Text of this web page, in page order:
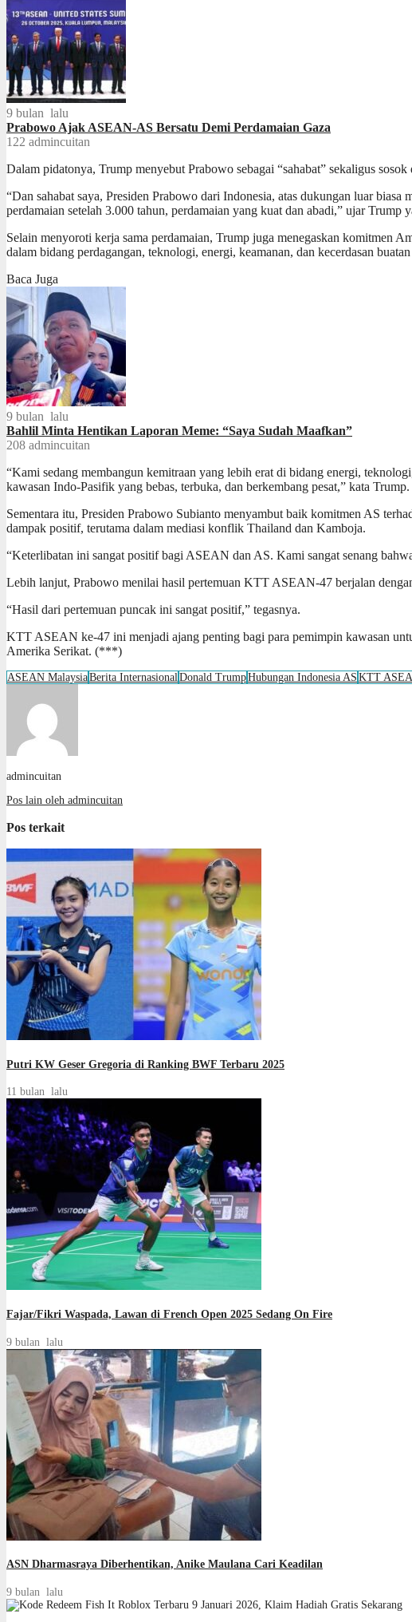
9 bulan lalu
Prabowo Ajak ASEAN-AS Bersatu Demi Perdamaian Gaza
122 admincuitan
Dalam pidatonya, Trump menyebut Prabowo sebagai “sahabat” sekaligus
“Dan sahabat saya, Presiden Prabowo dari Indonesia, atas dukungan luar
perdamaian setelah 3.000 tahun, perdamaian yang kuat dan abadi,” ujar
Selain menyoroti kerja sama perdamaian, Trump juga menegaskan komitmen
dalam bidang perdagangan, teknologi, energi, keamanan, dan kecerdasan
Baca Juga
9 bulan lalu
Bahlil Minta Hentikan Laporan Meme: “Saya Sudah Maafkan”
208 admincuitan
“Kami sedang membangun kemitraan yang lebih erat di bidang energi,
kawasan Indo-Pasifik yang bebas, terbuka, dan berkembang pesat,” kata Trump.
Sementara itu, Presiden Prabowo Subianto menyambut baik komitmen AS
dampak positif, terutama dalam mediasi konflik Thailand dan Kamboja.
“Keterlibatan ini sangat positif bagi ASEAN dan AS. Kami sangat senang
Lebih lanjut, Prabowo menilai hasil pertemuan KTT ASEAN-47 berjalan
“Hasil dari pertemuan puncak ini sangat positif,” tegasnya.
KTT ASEAN ke-47 ini menjadi ajang penting bagi para pemimpin kawasan
Amerika Serikat. (***)
ASEAN MalaysiaBerita Internasional Donald TrumpHubungan Indonesia AS KTT
admincuitan
Pos lain oleh admincuitan
Pos terkait
Putri KW Geser Gregoria di Ranking BWF Terbaru 2025
11 bulan lalu
Fajar/Fikri Waspada, Lawan di French Open 2025 Sedang On Fire
9 bulan lalu
ASN Dharmasraya Diberhentikan, Anike Maulana Cari Keadilan
9 bulan lalu